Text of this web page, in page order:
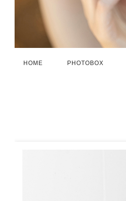
HOME PHOTOBOX